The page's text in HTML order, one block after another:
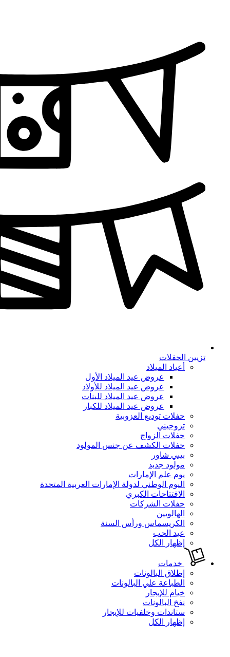
تزيين الحفلات
أعياد الميلاد
عروض عيد الميلاد الأول
عروض عيد الميلاد للأولاد
عروض عيد الميلاد للبنات
عروض عيد الميلاد للكبار
حفلات توديع العزوبية
تزوجيني
حفلات الزواج
حفلات الكشف عن جنس المولود
بيبي شاور
مولود جديد
يوم علم الإمارات
اليوم الوطني لدولة الإمارات العربية المتحدة
الافتتاحات الكبري
حفلات الشركات
الهالويين
الكريسماس ورأس السنة
عيد الحب
إظهار الكل
خدمات
إطلاق البالونات
الطباعة علي البالونات
خيام للإيجار
نفخ البالونات
ستاندات وخلفيات للإيجار
إظهار الكل